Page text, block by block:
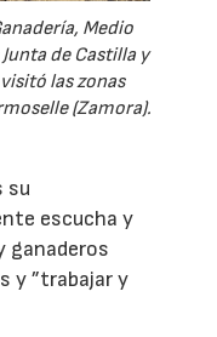
Medio
de Castilla y
las zonas
(Zamora).
su
escucha y
ganaderos
y ”trabajar y